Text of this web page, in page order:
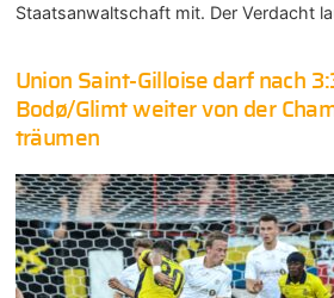
Staatsanwaltschaft mit. Der Verdacht
Union Saint-Gilloise darf nach
Bodø/Glimt weiter von der
träumen